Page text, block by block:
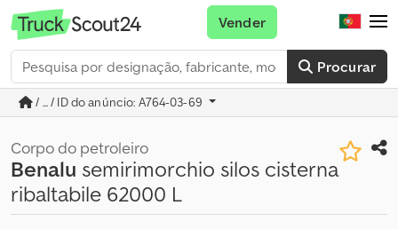
Procurar
Vender
/ ... / ID do anúncio: A764-03-69
Corpo do petroleiro
Benalu semirimorchio silos cisterna
ribaltabile 62000 L